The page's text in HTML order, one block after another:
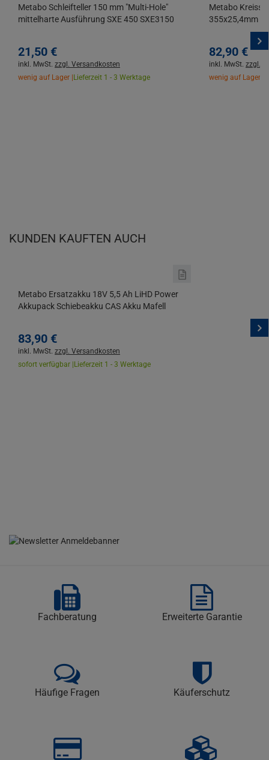
Metabo Schleifteller 150 mm "Multi-Hole"
mittelharte Ausführung SXE 450 SXE3150
21,50 €
inkl. MwSt. zzgl. Versandkosten
wenig auf Lager | Lieferzeit 1 - 3 Werktage
Metabo
355x25,4mm
82,90 €
inkl. MwSt. zzgl.
wenig auf Lager |
KUNDEN KAUFTEN AUCH
Metabo Ersatzakku 18V 5,5 Ah LiHD Power
Akkupack Schiebeakku CAS Akku Mafell
83,90 €
inkl. MwSt. zzgl. Versandkosten
sofort verfügbar | Lieferzeit 1 - 3 Werktage
Fachberatung Erweiterte Garantie
Häufige Fragen Käuferschutz